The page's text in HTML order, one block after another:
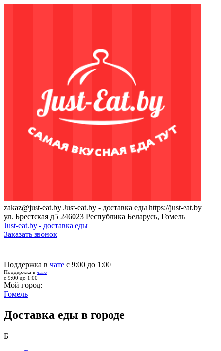
zakaz@just-eat.by Just-eat.by - доставка еды https://just-eat.by
ул. Брестская д5 246023 Республика Беларусь, Гомель
Just-eat.by - доставка еды
Заказать звонок
Поддержка в чате с 9:00 до 1:00
Поддержка в чате
с 9:00 до 1:00
Мой город:
Гомель
Доставка еды в городе
Б